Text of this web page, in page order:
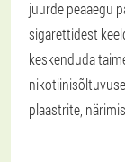
juurde peaaegu
sigarettidest
keskenduda
plaastrite,